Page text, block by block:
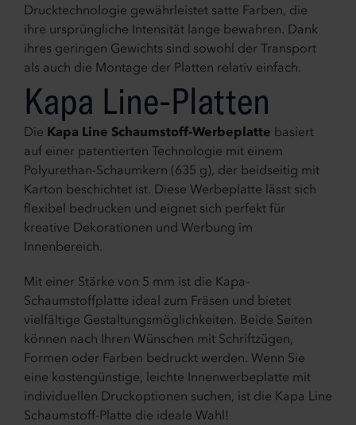
Drucktechnologie gewährleistet satte Farben, die
ihre ursprüngliche Intensität lange bewahren. Dank
ihres geringen Gewichts sind sowohl der Transport
als auch die Montage der Platten relativ einfach.
Kapa Line-Platten
Die Kapa Line Schaumstoff-Werbeplatte basiert
auf einer patentierten Technologie mit einem
Polyurethan-Schaumkern (635 g), der beidseitig mit
Karton beschichtet ist. Diese Werbeplatte lässt sich
flexibel bedrucken und eignet sich perfekt für
kreative Dekorationen und Werbung im
Innenbereich.
Mit einer Stärke von 5 mm ist die Kapa-
Schaumstoffplatte ideal zum Fräsen und bietet
vielfältige Gestaltungsmöglichkeiten. Beide Seiten
können nach Ihren Wünschen mit Schriftzügen,
Formen oder Farben bedruckt werden. Wenn Sie
eine kostengünstige, leichte Innenwerbeplatte mit
individuellen Druckoptionen suchen, ist die Kapa Line
Schaumstoff-Platte die ideale Wahl!